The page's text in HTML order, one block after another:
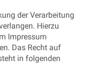
der Verarbeitung
Hierzu
Impressum
Das Recht auf
in folgenden